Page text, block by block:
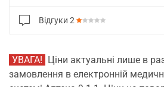
Відгуки 2
УВАГА! Ціни актуальні лише в
замовлення в електронній